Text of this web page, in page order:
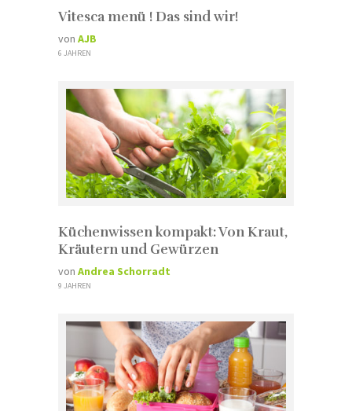
Vitesca menü ! Das sind wir!
von AJB
6 JAHREN
Küchenwissen kompakt: Von Kraut,
Kräutern und Gewürzen
von Andrea Schorradt
9 JAHREN